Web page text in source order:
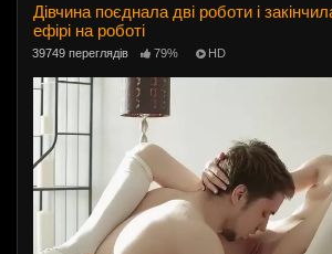
Дівчина поєднала дві роботи і
ефірі на роботі
39749 переглядів 79% HD